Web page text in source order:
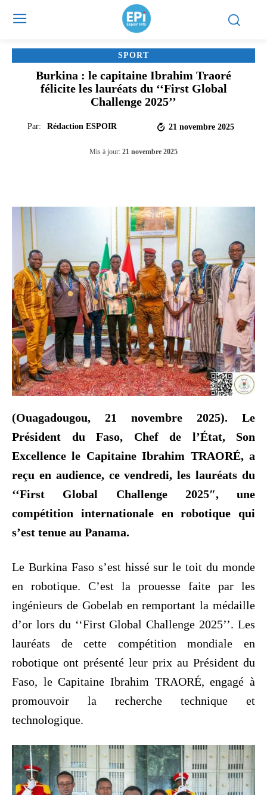
SPORT
Burkina : le capitaine Ibrahim Traoré
félicite les lauréats du ‘‘First Global
Challenge 2025’’
Par: Rédaction ESPOIR 21 novembre 2025
Mis à jour: 21 novembre 2025
(Ouagadougou, 21 novembre 2025). Le
Président du Faso, Chef de l’État, Son
Excellence le Capitaine Ibrahim TRAORÉ, a
reçu en audience, ce vendredi, les lauréats du
‘‘First Global Challenge 2025″, une
compétition internationale en robotique qui
s’est tenue au Panama.
Le Burkina Faso s’est hissé sur le toit du monde
en robotique. C’est la prouesse faite par les
ingénieurs de Gobelab en remportant la médaille
d’or lors du ‘‘First Global Challenge 2025’’. Les
lauréats de cette compétition mondiale en
robotique ont présenté leur prix au Président du
Faso, le Capitaine Ibrahim TRAORÉ, engagé à
promouvoir la recherche technique et
technologique.